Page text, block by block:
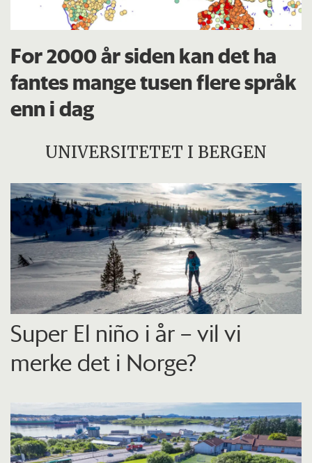
For 2000 år siden kan det ha
fantes mange tusen flere språk
enn i dag
UNIVERSITETET I BERGEN
Super El niño i år – vil vi
merke det i Norge?